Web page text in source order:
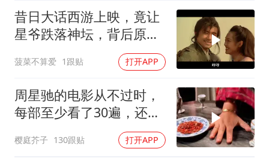
昔日大话西游上映，竟让
星爷跌落神坛，背后原因
菠菜不算爱 1跟贴 打开APP
周星驰的电影从不过时，
每部至少看了30遍，还是
樱庭芥子 130跟贴 打开APP